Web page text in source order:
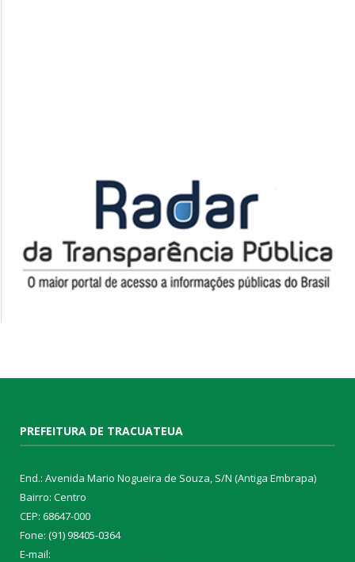
PREFEITURA DE TRACUATEUA
End.: Avenida Mario Nogueira de Souza, S/N (Antiga Embrapa)
Bairro: Centro
CEP: 68647-000
Fone: (91) 98405-0364
E-mail: